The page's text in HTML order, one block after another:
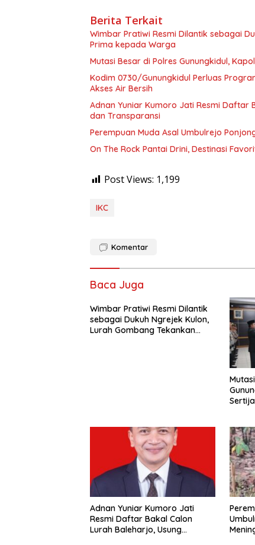
Berita Terkait
Wimbar Pratiwi Resmi Dilantik sebagai
Prima kepada Warga
Mutasi Besar di Polres Gunungkidul,
Kodim 0730/Gunungkidul Perluas
Akses Air Bersih
Adnan Yuniar Kumoro Jati Resmi Daftar
dan Transparansi
Perempuan Muda Asal Umbulrejo
On The Rock Pantai Drini, Destinasi
Post Views: 1,199
IKC
Komentar
Baca Juga
Wimbar Pratiwi Resmi Dilantik
sebagai Dukuh Ngrejek Kulon,
Lurah Gombang Tekankan
Adnan Yuniar Kumoro Jati
Resmi Daftar Bakal Calon
Lurah Baleharjo, Usung